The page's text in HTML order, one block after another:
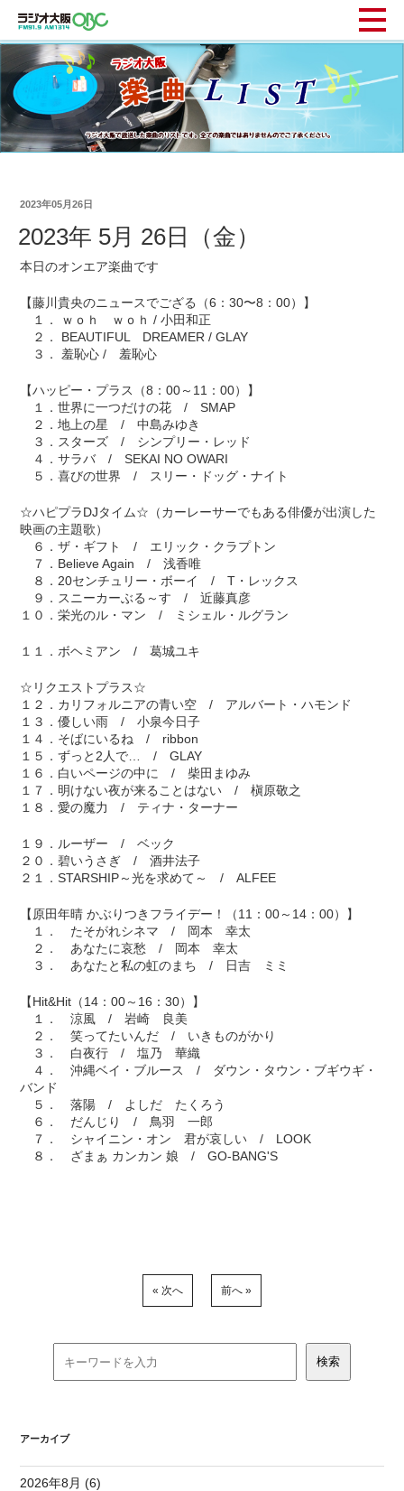
2023年05月26日
2023年 5月 26日（金）
本日のオンエア楽曲です
【藤川貴央のニュースでござる（6：30〜8：00）】
１． ｗｏｈ ｗｏｈ / 小田和正
２． BEAUTIFUL DREAMER / GLAY
３． 羞恥心 / 羞恥心
【ハッピー・プラス（8：00～11：00）】
１．世界に一つだけの花 / SMAP
２．地上の星 / 中島みゆき
３．スターズ / シンプリー・レッド
４．サラバ / SEKAI NO OWARI
５．喜びの世界 / スリー・ドッグ・ナイト
☆ハピプラDJタイム☆（カーレーサーでもある俳優が出演した
映画の主題歌）
６．ザ・ギフト / エリック・クラプトン
７．Believe Again / 浅香唯
８．20センチュリー・ボーイ / T・レックス
９．スニーカーぶる～す / 近藤真彦
１０．栄光のル・マン / ミシェル・ルグラン
１１．ボヘミアン / 葛城ユキ
☆リクエストプラス☆
１２．カリフォルニアの青い空 / アルバート・ハモンド
１３．優しい雨 / 小泉今日子
１４．そばにいるね / ribbon
１５．ずっと2人で… / GLAY
１６．白いページの中に / 柴田まゆみ
１７．明けない夜が来ることはない / 槇原敬之
１８．愛の魔力 / ティナ・ターナー
１９．ルーザー / ベック
２０．碧いうさぎ / 酒井法子
２１．STARSHIP～光を求めて～ / ALFEE
【原田年晴 かぶりつきフライデー！（11：00～14：00）】
１． たそがれシネマ / 岡本 幸太
２． あなたに哀愁 / 岡本 幸太
３． あなたと私の虹のまち / 日吉 ミミ
【Hit&Hit（14：00～16：30）】
１． 涼風 / 岩崎 良美
２． 笑ってたいんだ / いきものがかり
３． 白夜行 / 塩乃 華織
４． 沖縄ベイ・ブルース / ダウン・タウン・ブギウギ・
バンド
５． 落陽 / よしだ たくろう
６． だんじり / 鳥羽 一郎
７． シャイニン・オン 君が哀しい / LOOK
８． ざまぁ カンカン 娘 / GO-BANG'S
« 次へ 前へ »
アーカイブ
2026年8月 (6)